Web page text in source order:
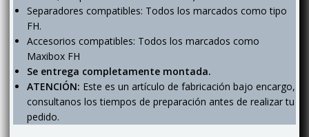
Separadores compatibles: Todos los marcados como tipo
FH.
Accesorios compatibles: Todos los marcados como
Maxibox FH
Se entrega completamente montada.
ATENCIÓN: Este es un artículo de fabricación bajo encargo,
consultanos los tiempos de preparación antes de realizar tu
pedido.